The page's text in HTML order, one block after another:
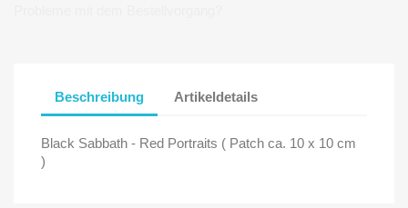
Beschreibung Artikeldetails
Black Sabbath - Red Portraits ( Patch ca. 10 x 10 cm
)